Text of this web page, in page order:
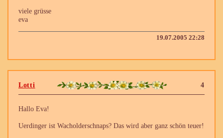
viele grüsse
eva
19.07.2005 22:28
4
Lotti
Hallo Eva!
Uerdinger ist Wacholderschnaps? Das wird aber ganz schön teuer!